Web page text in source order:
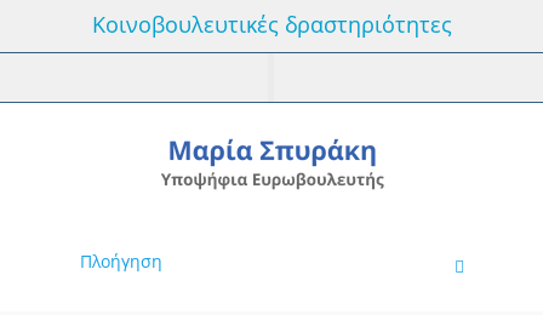
Κοινοβουλευτικές δραστηριότητες
Πλοήγηση